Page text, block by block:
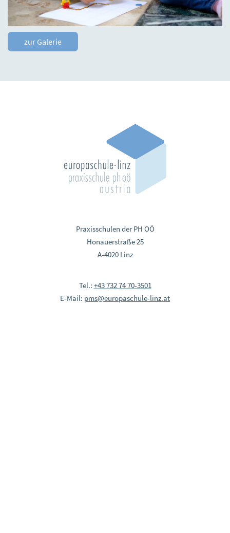
zur Galerie
Praxisschulen der PH OÖ
Honauerstraße 25
A-4020 Linz
Tel.: +43 732 74 70-3501
E-Mail: pms@europaschule-linz.at